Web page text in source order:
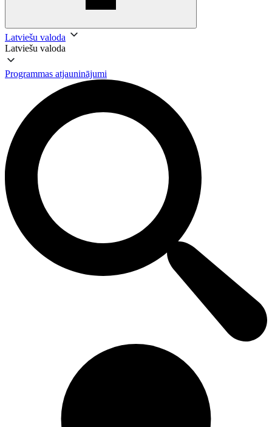
Latviešu valoda
Latviešu valoda
Programmas atjauninājumi